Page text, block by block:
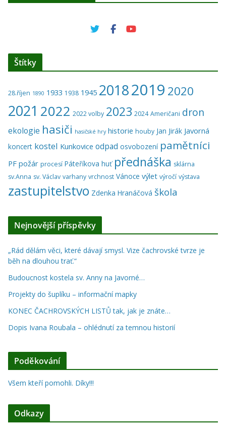
Štítky
28.říjen 1890 1933 1938 1945 20182019 2020
2021 2022 2022 volby 2023 2024 Američani dron
ekologie hasiči hasičské hry historie houby Jan Jirák Javorná
koncert kostel Kunkovice odpad osvobození pamětníci
PF požár procesí Páteříkova huť přednáška sklárna
sv.Anna sv. Václav varhany vrchnost Vánoce výlet výročí výstava
zastupitelstvo Zdenka Hranáčová škola
Nejnovější příspěvky
„Rád dělám věci, které dávají smysl. Vize čachrovské tvrze je
běh na dlouhou trať.“
Budoucnost kostela sv. Anny na Javorné…
Projekty do šuplíku – informační mapky
KONEC ČACHROVSKÝCH LISTŮ tak, jak je znáte…
Dopis Ivana Roubala – ohlédnutí za temnou historií
Poděkování
Všem kteří pomohli. Díky!!!
Odkazy